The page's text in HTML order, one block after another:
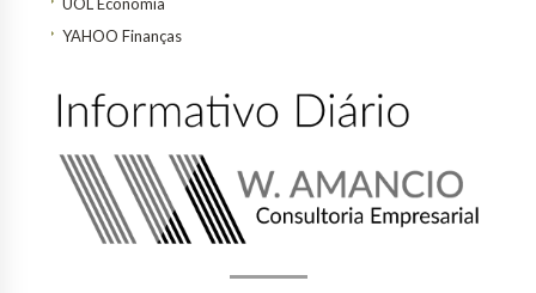
YAHOO Finanças